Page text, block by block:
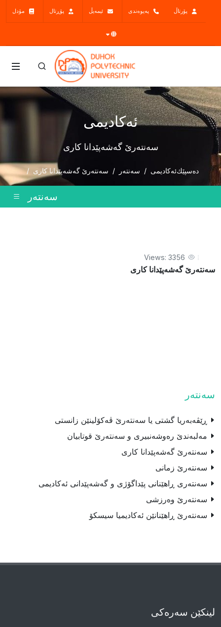
پۆرتاڵ پەیوەندی ئیمەیڵ پۆڕتال مۆدل
ئەکادیمی
سه‌نته‌رێ گه‌شه‌پێدانا كارى
دەسپێكئەکادیمی سەنتەر سه‌نته‌رێ گه‌شه‌پێدانا كارى
سەنتەر
Views: 3356
سه‌نته‌رێ گه‌شه‌پێدانا كارى
سەنتەر
ڕێڤەبەریا گشتی یا سەنتەرێ ڤەکۆلینێن زانستی
مه‌لبه‌ندێ ره‌وشه‌نبیری و سه‌نته‌رێ قوتابیان
سه‌نته‌رێ گه‌شه‌پێدانا كارى
سه‌نته‌رێ زمانی
سەنتەری ڕاهێنانی پێداگۆژی و گەشەپێدانی ئەکادیمی
سەنتەرێ وەرزشى
سەنتەرێ ڕاهێنانێن ئەکادیمیا سیسکۆ
لینکێن سەرەکی